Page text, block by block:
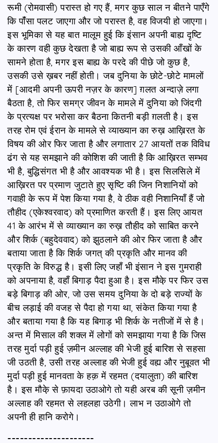
रूमी (रोमवासी) परास्त हो गए हैं, मगर कुछ साल न बीतने पाएँगे
कि पांँसा पलट जाएगा और जो परास्त है, वह विजयी हो जाएगा।
इस भूमिका से यह बात मालूम हुई कि इंसान अपनी बाह्य दृष्टि
के कारण वही कुछ देखता है जो बाह्य रूप से उसकी आँखों के
सामने होता है, मगर इस बाह्य के परदे की पीछे जो कुछ है,
उसकी उसे ख़बर नहीं होती। जब दुनिया के छोटे-छोटे मामलों
में [आदमी अपनी ऊपरी नज़र के कारण] ग़लत अन्दाज़े लगा
बैठता है, तो फिर समग्र जीवन के मामले में दुनिया को जिंदगी
के प्रत्यक्ष पर भरोसा कर बैठना कितनी बड़ी ग़लती है। इस
तरह रोम एवं ईरान के मामले से व्याख्यान का रुख़ आख़िरत के
विषय की ओर फिर जाता है और लगातार 27 आयतों तक विविध
ढंग से यह समझाने की कोशिश की जाती है कि आख़िरत सम्भव
भी है, बुद्धिसंगत भी है और आवश्यक भी है। इस सिलसिले में
आख़िरत पर प्रमाण जुटाते हुए सृष्टि की जिन निशानियों को
गवाही के रूप में पेश किया गया है, वे ठीक वही निशानियाँ हैं जो
तौहीद (एकेश्वरवाद) को प्रमाणित करती हैं। इस लिए आयत
41 के आरंभ में से व्याख्यान का रुख़ तौहीद को साबित करने
और शिर्क (बहुदेववाद) को झुठलाने की ओर फिर जाता है और
बताया जाता है कि शिर्क जगत् की प्रकृति और मानव की
प्रकृति के विरुद्ध है। इसी लिए जहाँ भी इंसान ने इस गुमराही
को अपनाया है, वहाँ बिगाड़ पैदा हुआ है। इस मौके़ पर फिर उस
बड़े बिगाड़ की ओर, जो उस समय दुनिया के दो बड़े राज्यों के
बीच लड़ाई की वजह से पैदा हो गया था, संकेत किया गया है
और बताया गया है कि यह बिगाड़ भी शिर्क के नतीजों में से है।
अन्त में मिसाल की शक्ल में लोगों को समझाया गया है कि जिस
तरह मुर्दा पड़ी हुई ज़मीन अल्लाह की भेजी हुई बारिश से सहसा
जी उठती है, उसी तरह अल्लाह की भेजी हुई वह्य और नुबूवत भी
मुर्दा पड़ी हुई मानवता के हक़ में रहमत (दयालुता) की बारिश
है। इस मौके़ से फ़ायदा उठाओगे तो यही अरब की सूनी ज़मीन
अल्लाह की रहमत से लहलहा उठेगी। लाभ न उठाओगे तो
अपनी ही हानि करोगे।
---------------------